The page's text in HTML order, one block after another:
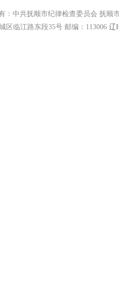
：中共抚顺市纪律检查委员会 抚顺
区临江路东段35号 邮编：113006 辽